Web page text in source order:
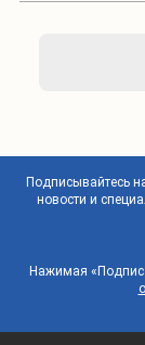
Подписывайтесь
новости и
Нажимая